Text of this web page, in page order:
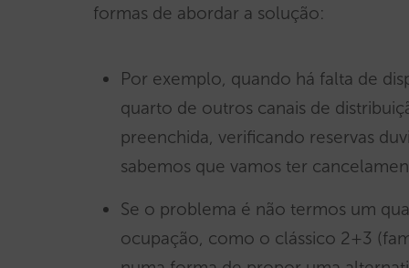
formas de abordar a solução:
Por exemplo, quando há falta de
quarto de outros canais de
preenchida, verificando reservas
sabemos que vamos ter
Se o problema é não termos um
ocupação, como o clássico 2+3